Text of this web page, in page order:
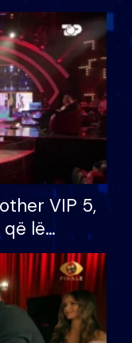
VIP 5,
lë
për